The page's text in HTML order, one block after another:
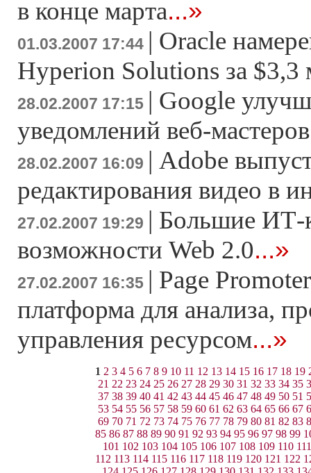
в конце марта...»
01.03.2007 17:44 | Oracle
Hyperion Solutions за
28.02.2007 17:15 | Google
уведомлений веб-мастеров
28.02.2007 16:09 | Adobe
редактирования видео в
27.02.2007 19:29 | Большие ИТ-
возможности Web 2.0...»
27.02.2007 16:35 | Page
платформа для анализа,
управления ресурсом...»
1 2 3 4 5 6 7 8 9 10 11 12 13 14 15 16 17 18 19
21 22 23 24 25 26 27 28 29 30 31 32 33 34 35
37 38 39 40 41 42 43 44 45 46 47 48 49 50 51
53 54 55 56 57 58 59 60 61 62 63 64 65 66 67
69 70 71 72 73 74 75 76 77 78 79 80 81 82 83
85 86 87 88 89 90 91 92 93 94 95 96 97 98 99
101 102 103 104 105 106 107 108 109 110 111
112 113 114 115 116 117 118 119 120 121 122